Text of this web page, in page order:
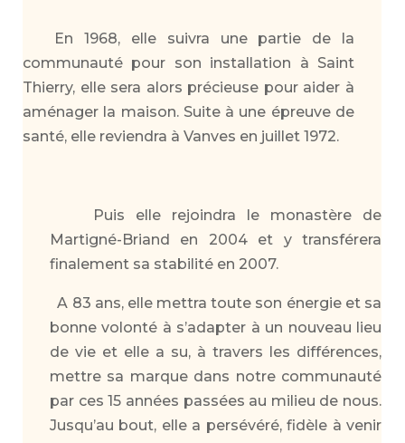
En 1968, elle suivra une partie de la
communauté pour son installation à Saint
Thierry, elle sera alors précieuse pour aider à
aménager la maison. Suite à une épreuve de
santé, elle reviendra à Vanves en juillet 1972.
Puis elle rejoindra le monastère de
Martigné-Briand en 2004 et y transférera
finalement sa stabilité en 2007.
A 83 ans, elle mettra toute son énergie et sa
bonne volonté à s’adapter à un nouveau lieu
de vie et elle a su, à travers les différences,
mettre sa marque dans notre communauté
par ces 15 années passées au milieu de nous.
Jusqu’au bout, elle a persévéré, fidèle à venir